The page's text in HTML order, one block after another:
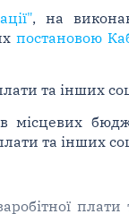
, на
постановою
та інших
місцевих
та інших